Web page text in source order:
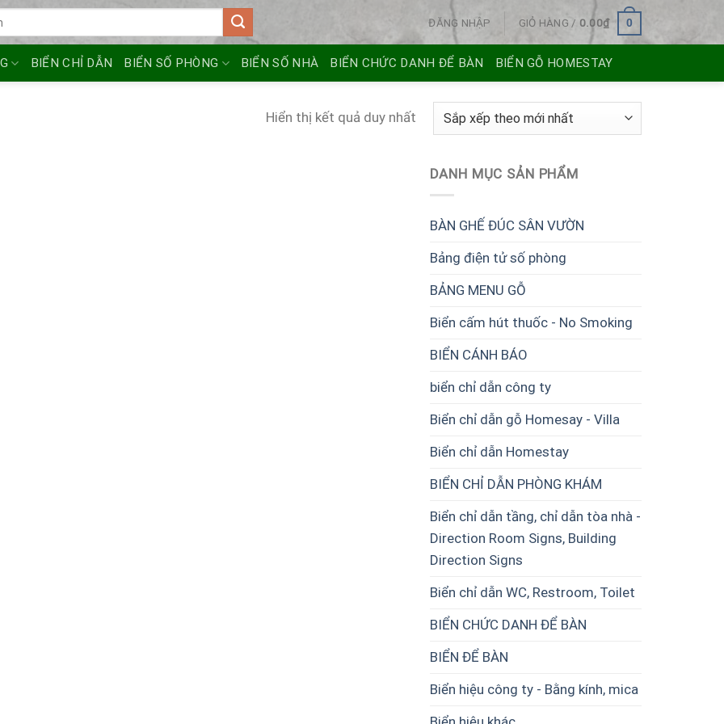
ĐĂNG NHẬP GIỎ HÀNG / 0.00₫ 0
BIỂN CHỈ DẪN BIỂN SỐ PHÒNG BIỂN SỐ NHÀ BIỂN CHỨC DANH ĐỂ BÀN BIỂN GỖ HOMESTAY
Hiển thị kết quả duy nhất
DANH MỤC SẢN PHẨM
BÀN GHẾ ĐÚC SÂN VƯỜN
Bảng điện tử số phòng
BẢNG MENU GỖ
Biển cấm hút thuốc - No Smoking
BIỂN CÁNH BÁO
biển chỉ dẫn công ty
Biển chỉ dẫn gỗ Homesay - Villa
Biển chỉ dẫn Homestay
BIỂN CHỈ DẪN PHÒNG KHÁM
Biển chỉ dẫn tầng, chỉ dẫn tòa nhà -
Direction Room Signs, Building
Direction Signs
Biển chỉ dẫn WC, Restroom, Toilet
BIỂN CHỨC DANH ĐỂ BÀN
BIỂN ĐỂ BÀN
Biển hiệu công ty - Bằng kính, mica